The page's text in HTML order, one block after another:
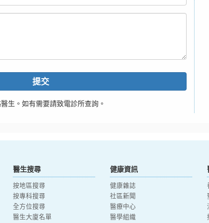
提交
生。如有需要請致電診所查詢。
醫生搜尋
按地區搜尋
按專科搜尋
全方位搜尋
醫生大廈名單
健康資訊
健康雜誌
社區新聞
醫療中心
醫學組織